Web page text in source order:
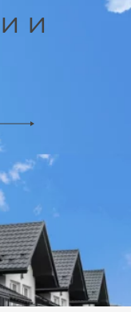
и